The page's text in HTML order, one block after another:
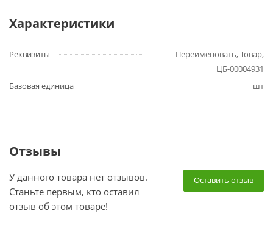
Характеристики
Реквизиты
Переименовать, Товар,
ЦБ-00004931
Базовая единица
шт
Отзывы
Оставить отзыв
У данного товара нет отзывов.
Станьте первым, кто оставил
отзыв об этом товаре!